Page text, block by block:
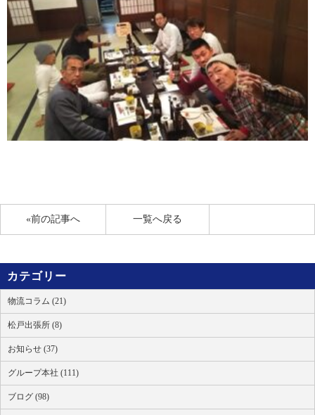
«前の記事へ 一覧へ戻る
カテゴリー
物流コラム (21)
松戸出張所 (8)
お知らせ (37)
グループ本社 (111)
ブログ (98)